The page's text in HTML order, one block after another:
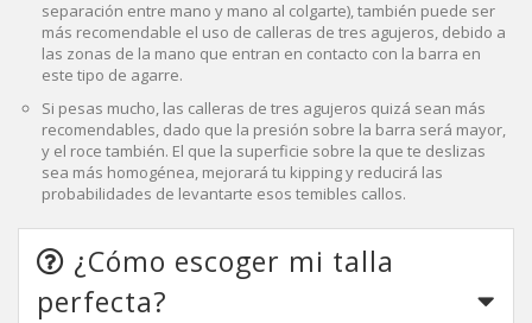
separación entre mano y mano al colgarte), también puede ser
más recomendable el uso de calleras de tres agujeros, debido a
las zonas de la mano que entran en contacto con la barra en
este tipo de agarre.
Si pesas mucho, las calleras de tres agujeros quizá sean más
recomendables, dado que la presión sobre la barra será mayor,
y el roce también. El que la superficie sobre la que te deslizas
sea más homogénea, mejorará tu kipping y reducirá las
probabilidades de levantarte esos temibles callos.
¿Cómo escoger mi talla
perfecta?